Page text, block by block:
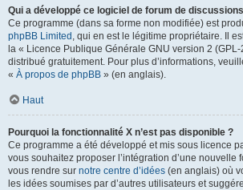
Qui a développé ce logiciel de forum de
Ce programme (dans sa forme non modifiée) est
phpBB Limited , qui en est le légitime propriétaire. Il
la « Licence Publique Générale GNU version 2 (GPL-
distribué gratuitement. Pour plus d’informations,
« À propos de phpBB » (en anglais).
Haut
Pourquoi la fonctionnalité X n’est pas disponible ?
Ce programme a été développé et mis sous licence
vous souhaitez proposer l’intégration d’une nouvelle
vous rendre sur notre centre d’idées (en anglais) où
les idées soumises par d’autres utilisateurs et